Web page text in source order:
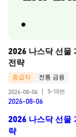
2026 나스닥 선물
전략
중급자
전통 금융
2026-08-06
5-10분
2026-08-06
2026 나스닥 선물
략